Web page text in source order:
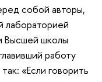
собой авторы,
лабораторией
Высшей школы
работу
«Если говорить